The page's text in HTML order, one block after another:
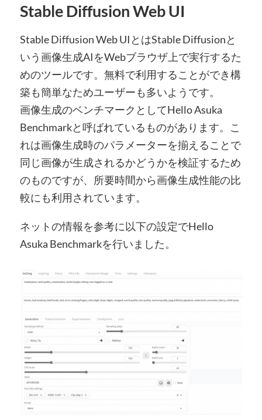
Stable Diffusion Web UI
Stable Diffusion Web UIとはStable Diffusionと
いう画像生成AIをWebブラウザ上で実行するた
めのツールです。無料で利用することができ構
築も簡単なためユーザーも多いようです。
画像生成のベンチマークとしてHello Asuka
Benchmarkと呼ばれているものがあります。こ
れは画像生成時のパラメーターを揃えることで
同じ画像が生成されるかどうかを検証するため
のものですが、所要時間から画像生成性能の比
較にも利用されています。
ネットの情報を参考に以下の設定でHello
Asuka Benchmarkを行いました。